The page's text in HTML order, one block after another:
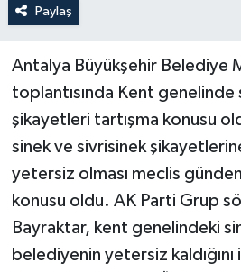
Paylaş
Antalya Büyükşehir Belediye
toplantısında Kent genelinde
şikayetleri tartışma konusu
sinek ve sivrisinek şikayetlerine
yetersiz olması meclis
konusu oldu. AK Parti Grup
Bayraktar, kent genelindeki
belediyenin yetersiz